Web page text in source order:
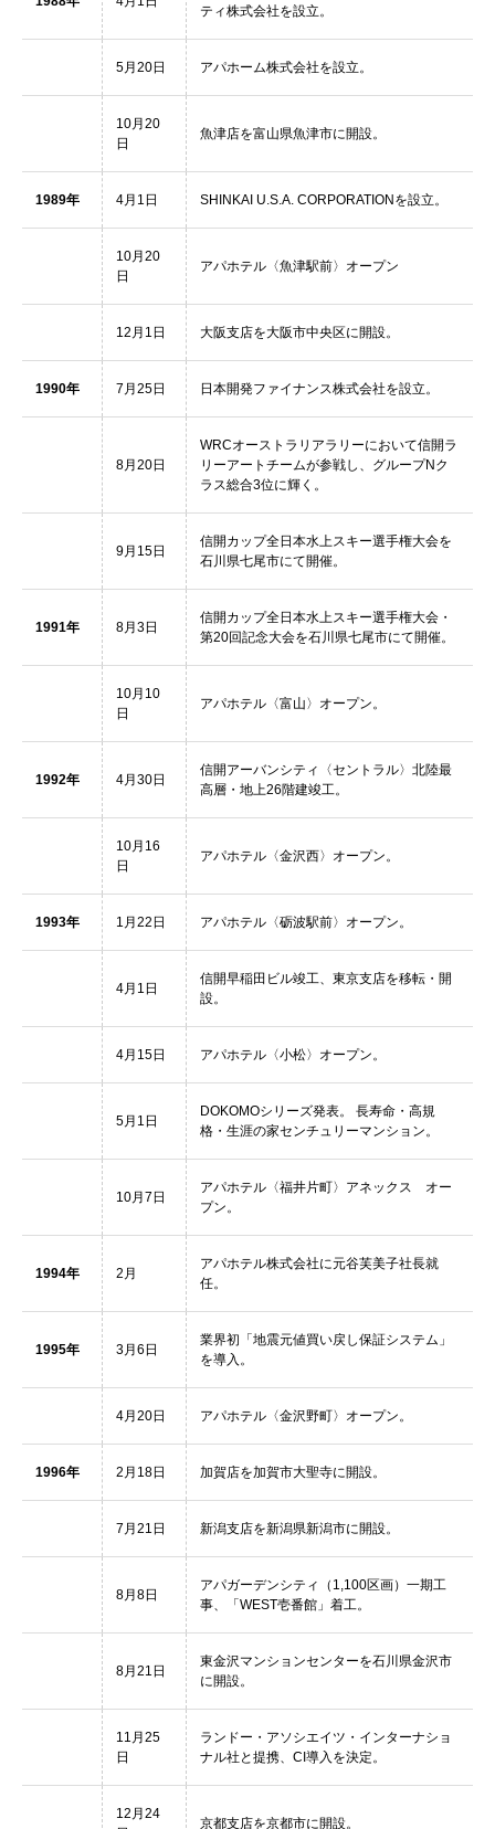
ティ株式会社を設立。
5月20日 アパホーム株式会社を設立。
10月20
日
魚津店を富山県魚津市に開設。
1989年 4月1日 SHINKAI U.S.A. CORPORATIONを設立。
10月20
日
アパホテル〈魚津駅前〉オープン
12月1日 大阪支店を大阪市中央区に開設。
1990年 7月25日 日本開発ファイナンス株式会社を設立。
8月20日
WRCオーストラリアラリーにおいて信開ラ
リーアートチームが参戦し、グループNク
ラス総合3位に輝く。
9月15日
信開カップ全日本水上スキー選手権大会を
石川県七尾市にて開催。
1991年 8月3日
信開カップ全日本水上スキー選手権大会・
第20回記念大会を石川県七尾市にて開催。
10月10
日
アパホテル〈富山〉オープン。
1992年 4月30日
信開アーバンシティ〈セントラル〉北陸最
高層・地上26階建竣工。
10月16
日
アパホテル〈金沢西〉オープン。
1993年 1月22日 アパホテル〈砺波駅前〉オープン。
4月1日
信開早稲田ビル竣工、東京支店を移転・開
設。
4月15日 アパホテル〈小松〉オープン。
5月1日
DOKOMOシリーズ発表。 長寿命・高規
格・生涯の家センチュリーマンション。
10月7日
アパホテル〈福井片町〉アネックス オー
プン。
1994年 2月
アパホテル株式会社に元谷芙美子社長就
任。
1995年 3月6日
業界初「地震元値買い戻し保証システム」
を導入。
4月20日 アパホテル〈金沢野町〉オープン。
1996年 2月18日 加賀店を加賀市大聖寺に開設。
7月21日 新潟支店を新潟県新潟市に開設。
8月8日
アパガーデンシティ（1,100区画）一期工
事、「WEST壱番館」着工。
8月21日
東金沢マンションセンターを石川県金沢市
に開設。
11月25
日
ランドー・アソシエイツ・インターナショ
ナル社と提携、CI導入を決定。
12月24
京都支店を京都市に開設。